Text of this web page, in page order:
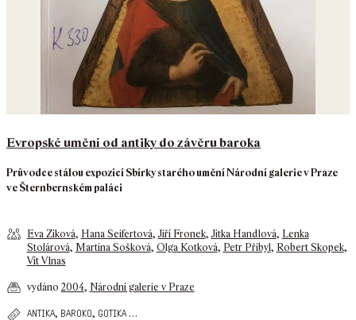
Evropské umění od antiky do závěru baroka
Průvodce stálou expozicí Sbírky starého umění Národní galerie v Praze
ve Šternbernském paláci
Eva Zíková, Hana Seifertová,Jiří Fronek,Jitka Handlová, Lenka
Stolárová, Martina Sošková, Olga Kotková, Petr Přibyl, Robert Skopek,
Vít Vlnas
vydáno 2004, Národní galerie v Praze
antika, baroko, gotika…